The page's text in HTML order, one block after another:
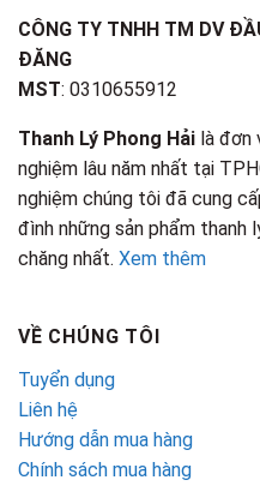
CÔNG TY TNHH TM DV
ĐĂNG
MST: 0310655912
Thanh Lý Phong Hải là đơn
nghiệm lâu năm nhất tại
nghiệm chúng tôi đã cung
đình những sản phẩm thanh
chăng nhất. Xem thêm
VỀ CHÚNG TÔI
Tuyển dụng
Liên hệ
Hướng dẫn mua hàng
Chính sách mua hàng